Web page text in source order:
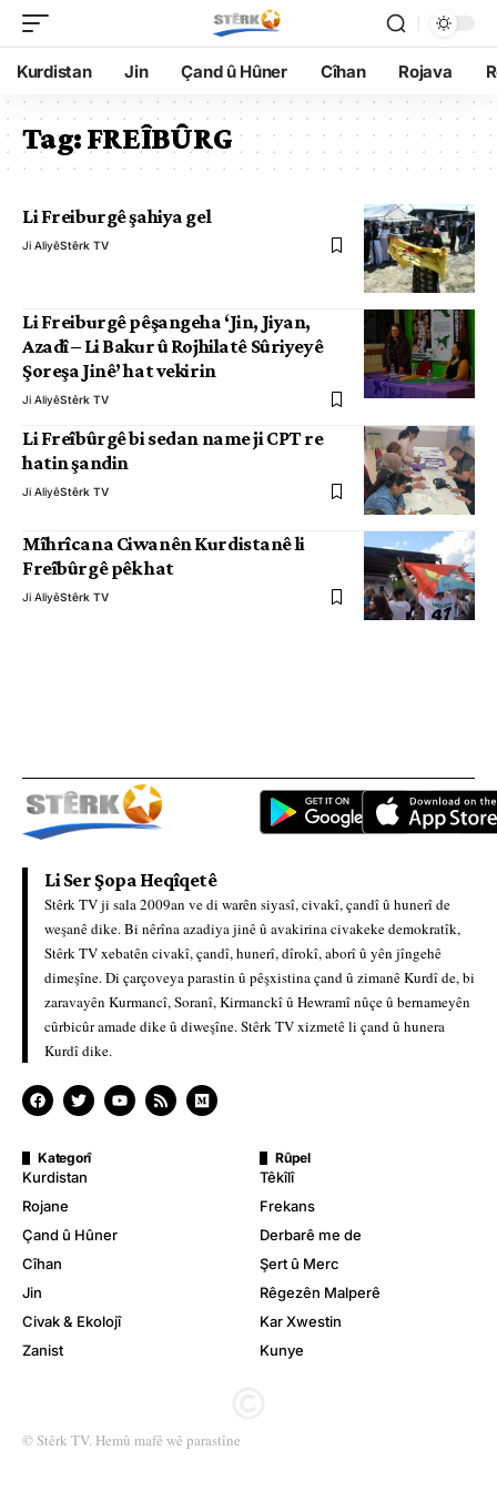
Kurdistan Jin Çand û Hûner Cîhan Rojava
Tag:​​FREÎBÛRG
Li Freiburgê şahiya gel
Ji AliyêStêrk TV
Li Freiburgê pêşangeha ‘Jin, Jiyan,
Azadî – Li Bakur û Rojhilatê Sûriyeyê
Şoreşa Jinê’ hat vekirin
Ji AliyêStêrk TV
Li Freîbûrgê bi sedan name ji CPT re
hatin şandin
Ji AliyêStêrk TV
Mîhrîcana Ciwanên Kurdistanê li
Freîbûrgê pêk hat
Ji AliyêStêrk TV
Li Ser Şopa Heqîqetê
Stêrk TV ji sala 2009an ve di warên siyasî, civakî, çandî û hunerî de
weşanê dike. Bi nêrîna azadiya jinê û avakirina civakeke demokratîk,
Stêrk TV xebatên civakî, çandî, hunerî, dîrokî, aborî û yên jîngehê
dimeşîne. Di çarçoveya parastin û pêşxistina çand û zimanê Kurdî de, bi
zaravayên Kurmancî, Soranî, Kirmanckî û Hewramî nûçe û bernameyên
cûrbicûr amade dike û diweşîne. Stêrk TV xizmetê li çand û hunera
Kurdî dike.
Kategorî
Kurdistan
Rojane
Çand û Hûner
Cîhan
Jin
Civak & Ekolojî
Zanist
Rûpel
Têkîlî
Frekans
Derbarê me de
Şert û Merc
Rêgezên Malperê
Kar Xwestin
Kunye
© Stêrk TV. Hemû mafê wê parastîne